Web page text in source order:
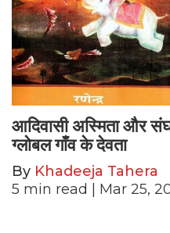
आदिवासी अस्मिता और
ग्लोबल गाँव के देवता
By Khadeeja Tahera
5 min read | Mar 25,